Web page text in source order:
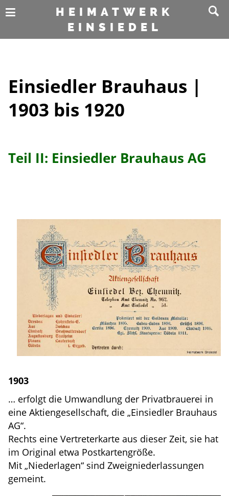
HEIMATWERK
EINSIEDEL
Einsiedler Brauhaus |
1903 bis 1920
Teil II: Einsiedler Brauhaus AG
1903
… erfolgt die Umwandlung der Privatbrauerei in
eine Aktiengesellschaft, die „Einsiedler Brauhaus
AG“.
Rechts eine Vertreterkarte aus dieser Zeit, sie hat
im Original etwa Postkartengröße.
Mit „Niederlagen“ sind Zweigniederlassungen
gemeint.